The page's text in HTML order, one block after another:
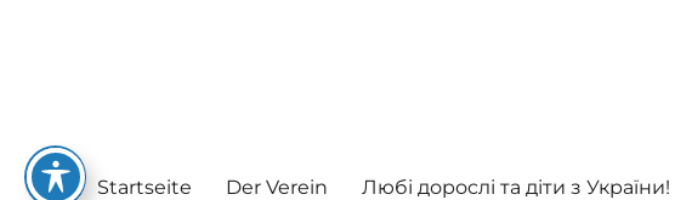
Startseite Der Verein Любі дорослі та діти з України!